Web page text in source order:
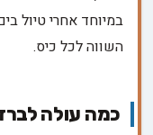
במיוחד אחרי טיול
השווה לכל כיס.
כמה עולה